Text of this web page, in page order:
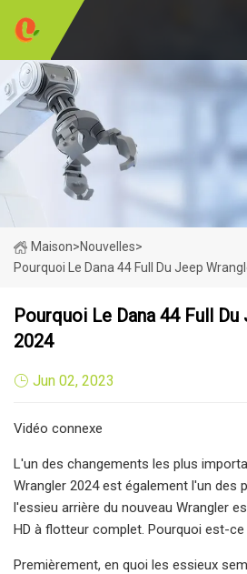
Maison>Nouvelles>
Pourquoi Le Dana 44 Full Du Jeep
Pourquoi Le Dana 44 Full
2024
Jun 02, 2023
Vidéo connexe
L'un des changements les plus
Wrangler 2024 est également l'un des
l'essieu arrière du nouveau Wrangler
HD à flotteur complet. Pourquoi est-
Premièrement, en quoi les essieux